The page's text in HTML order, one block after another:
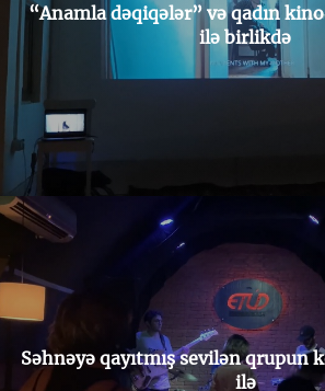
“Anamla dəqiqələr” və qadın
ilə birlikdə
Səhnəyə qayıtmış sevilən qrupun
ilə